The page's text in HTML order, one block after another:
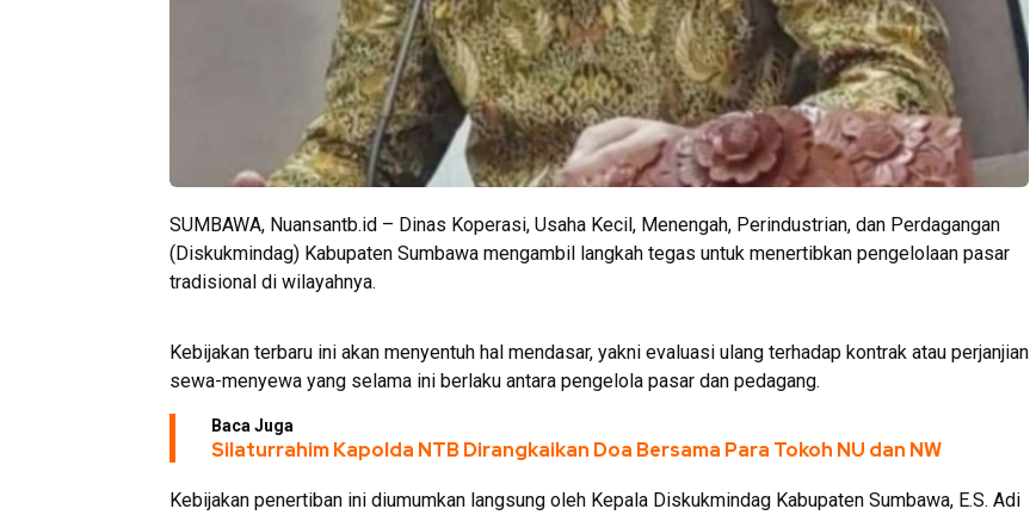
SUMBAWA, Nuansantb.id – Dinas Koperasi, Usaha Kecil, Menengah, Perindustrian, dan Perdagangan
(Diskukmindag) Kabupaten Sumbawa mengambil langkah tegas untuk menertibkan pengelolaan pasar
tradisional di wilayahnya.
Kebijakan terbaru ini akan menyentuh hal mendasar, yakni evaluasi ulang terhadap kontrak atau perjanjian
sewa-menyewa yang selama ini berlaku antara pengelola pasar dan pedagang.
Baca Juga
Silaturrahim Kapolda NTB Dirangkaikan Doa Bersama Para Tokoh NU dan NW
Kebijakan penertiban ini diumumkan langsung oleh Kepala Diskukmindag Kabupaten Sumbawa, E.S. Adi